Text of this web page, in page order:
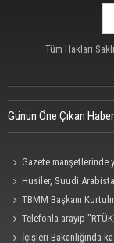
Tüm Hakları
Günün Öne Çıkan
Gazete manşetlerinde
Husiler, Suudi
bir hedefi" vurduklarını
TBMM Başkanı
Telefonla arayıp
tuzak ifşa oldu
İçişleri Bakanlığında